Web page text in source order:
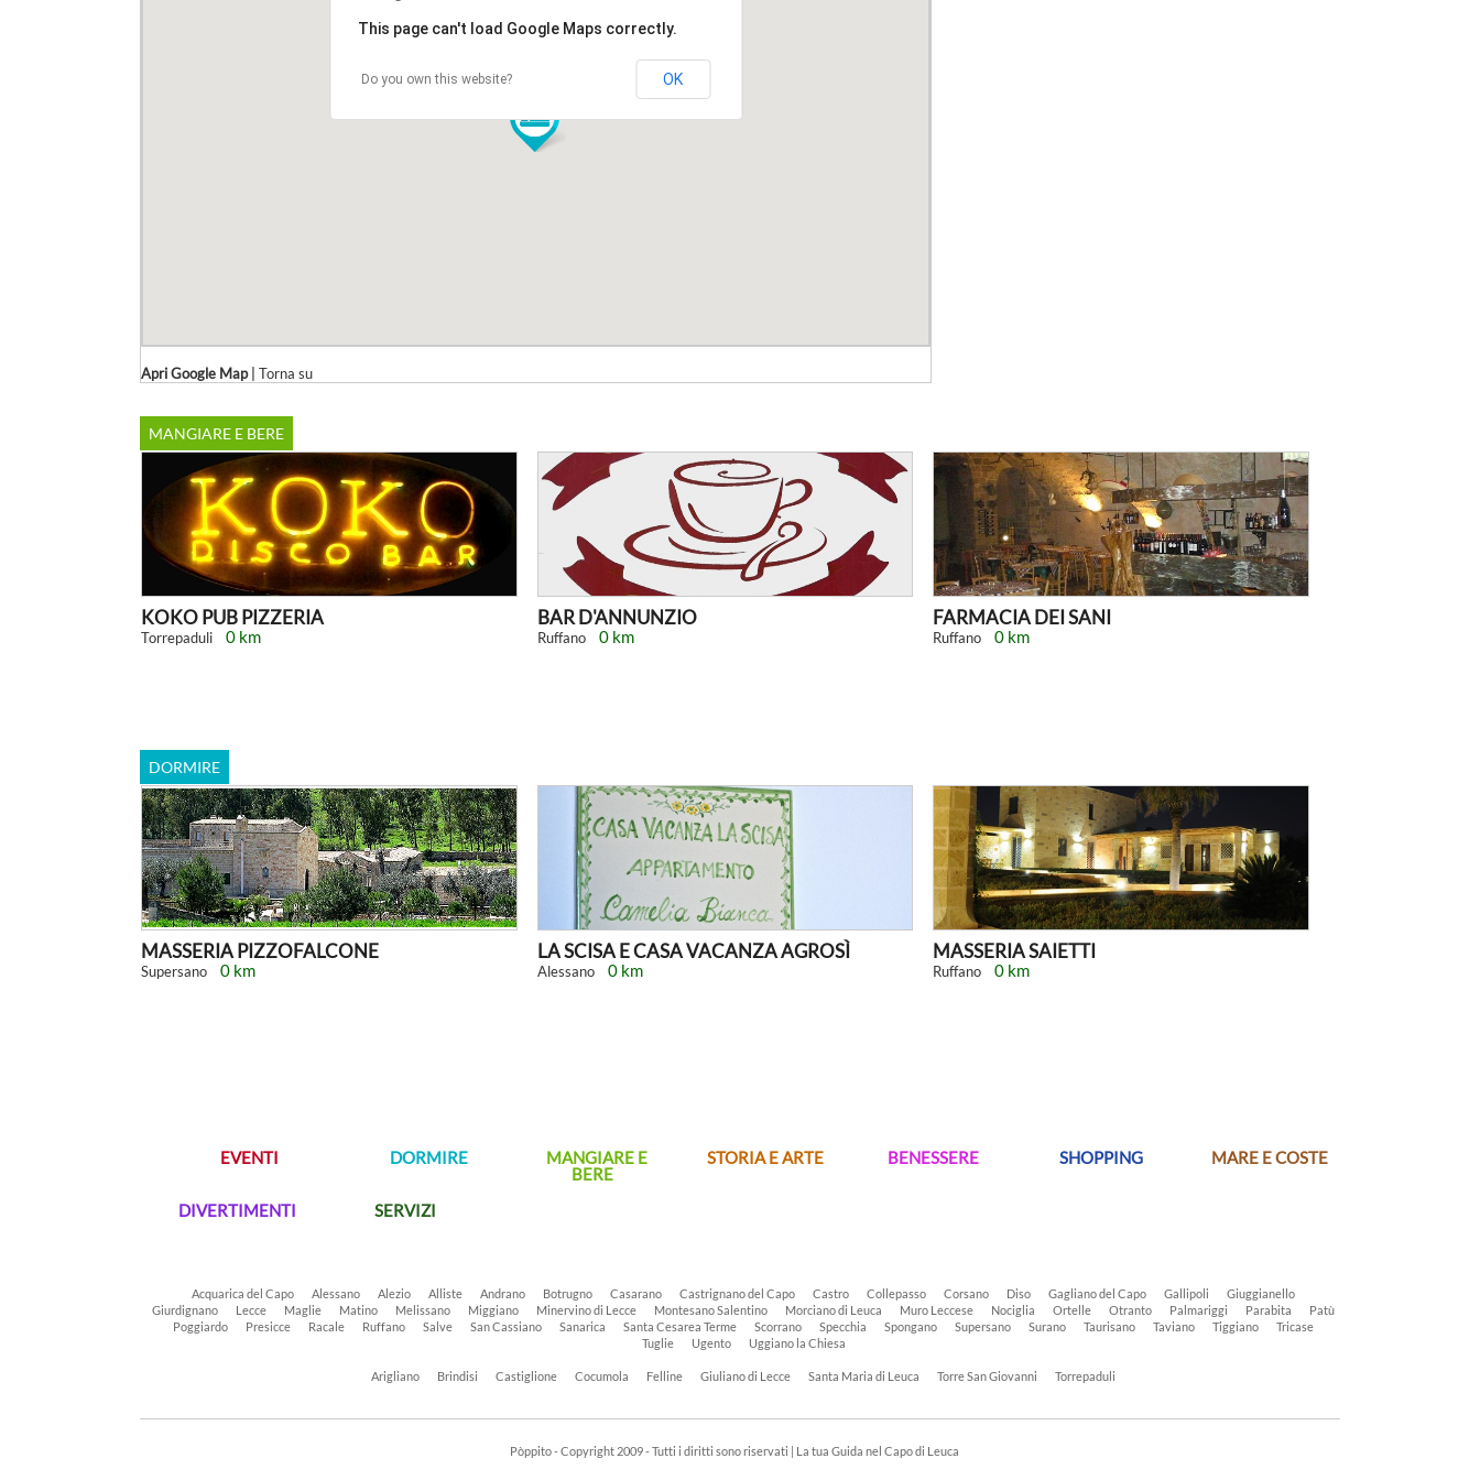
This page can't load Google Maps correctly.
Do you own this website? OK
Apri Google Map| Torna su
MANGIARE E BERE
KOKO PUB PIZZERIA
Torrepaduli 0 km
BAR D'ANNUNZIO
Ruffano 0 km
FARMACIA DEI SANI
Ruffano 0 km
DORMIRE
MASSERIA PIZZOFALCONE
Supersano 0 km
LA SCISA E CASA VACANZA AGROSÌ
Alessano 0 km
MASSERIA SAIETTI
Ruffano 0 km
EVENTI DORMIRE
MANGIARE E
BERE
STORIA E ARTE BENESSERE SHOPPING MARE E COSTE
DIVERTIMENTI SERVIZI
Acquarica del Capo Alessano Alezio Alliste Andrano Botrugno Casarano Castrignano del Capo Castro Collepasso Corsano Diso Gagliano del Capo Gallipoli
Giuggianello
Giurdignano
Lecce Maglie Matino Melissano Miggiano Minervino di Lecce Montesano Salentino Morciano di Leuca Muro Leccese Nociglia Ortelle Otranto Palmariggi Parabita
Patù
Poggiardo
Presicce Racale Ruffano Salve San Cassiano Sanarica Santa Cesarea Terme Scorrano Specchia Spongano Supersano Surano Taurisano Taviano Tiggiano
Tricase
Tuglie
Ugento Uggiano la Chiesa
Arigliano Brindisi Castiglione Cocumola Felline Giuliano di Lecce Santa Maria di Leuca Torre San Giovanni Torrepaduli
Pòppito - Copyright 2009 - Tutti i diritti sono riservati | La tua Guida nel Capo di Leuca